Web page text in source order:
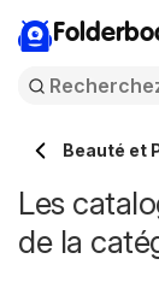
Beauté et
Les
de la